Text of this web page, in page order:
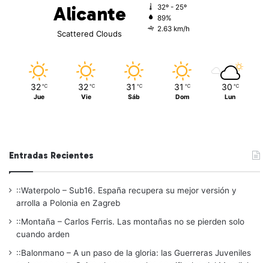
Alicante
Scattered Clouds
32º - 25º
89%
2.63 km/h
32 ℃
Jue
32 ℃
Vie
31 ℃
Sáb
31 ℃
Dom
30 ℃
Lun
Entradas Recientes
::Waterpolo – Sub16. España recupera su mejor versión y
arrolla a Polonia en Zagreb
::Montaña – Carlos Ferris. Las montañas no se pierden solo
cuando arden
::Balonmano – A un paso de la gloria: las Guerreras Juveniles